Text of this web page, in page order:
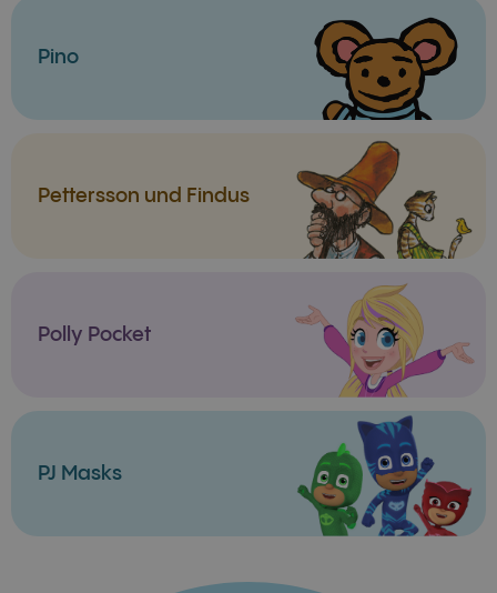
Pino
Pettersson und Findus
Polly Pocket
PJ Masks